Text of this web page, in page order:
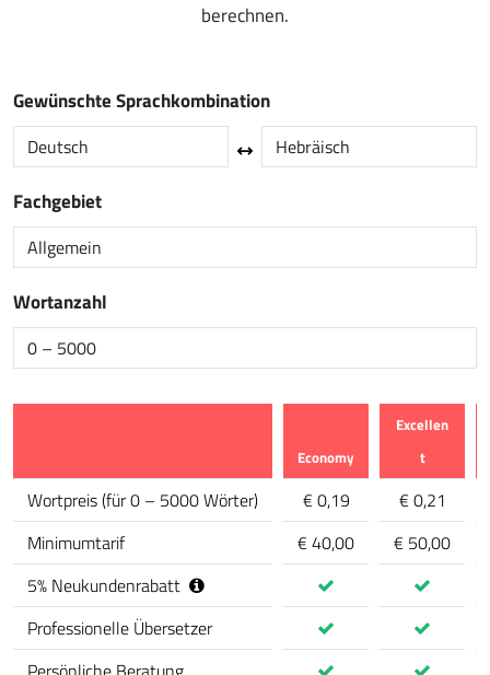
berechnen.
Gewünschte Sprachkombination
Fachgebiet
Wortanzahl
calculator.comparison_feature
Economy
Excellen
t
Wortpreis(für 0 – 5000 Wörter) € 0,19
€ 0,21
Minimumtarif
€ 40,00
€ 50,00
5% Neukundenrabatt
Professionelle Übersetzer